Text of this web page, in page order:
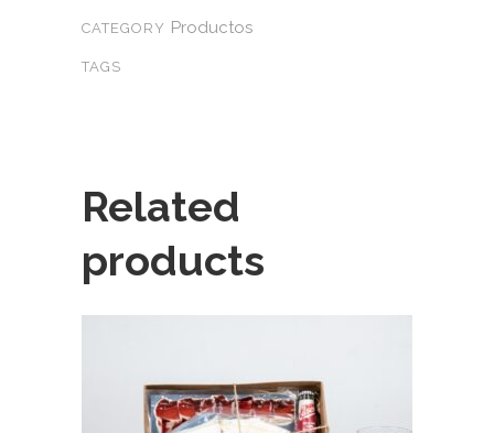
CATEGORY Productos
TAGS
Related
products